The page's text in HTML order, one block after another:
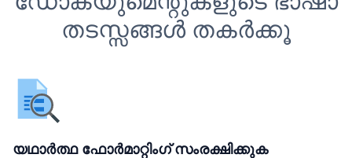
തടസ്സങ്ങൾ തകർക്കൂ
യഥാർത്ഥ ഫോർമാറ്റിംഗ് സംരക്ഷിക്കുക